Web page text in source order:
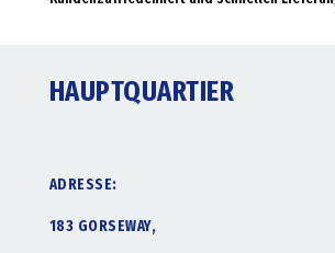
HAUPTQUARTIER
ADRESSE:
183 GORSEWAY,